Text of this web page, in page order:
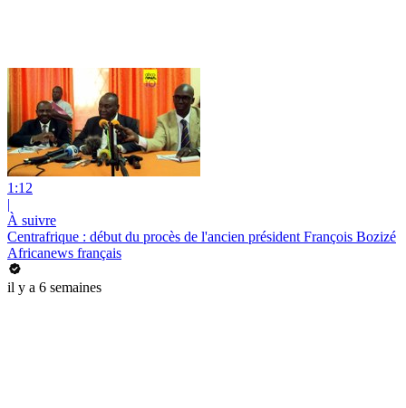
1:12
|
À suivre
Centrafrique : début du procès de l'ancien président François Bozizé
Africanews français
il y a 6 semaines